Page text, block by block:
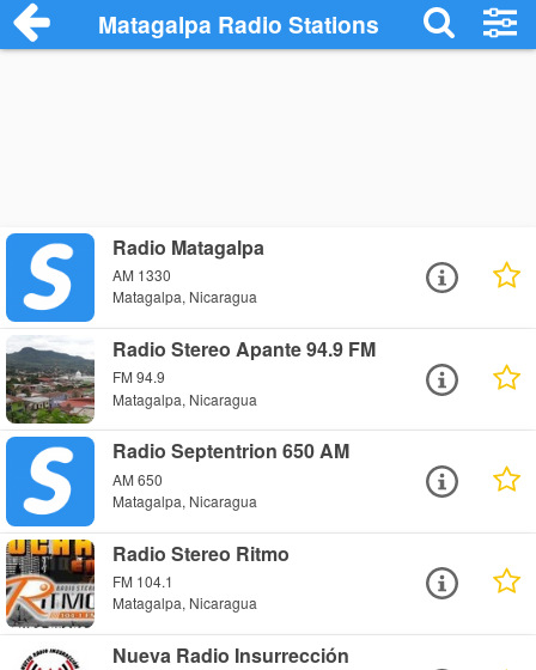
Matagalpa Radio Stations
Radio Matagalpa
AM 1330
Matagalpa, Nicaragua
Radio Stereo Apante 94.9 FM
FM 94.9
Matagalpa, Nicaragua
Radio Septentrion 650 AM
AM 650
Matagalpa, Nicaragua
Radio Stereo Ritmo
FM 104.1
Matagalpa, Nicaragua
Nueva Radio Insurrección